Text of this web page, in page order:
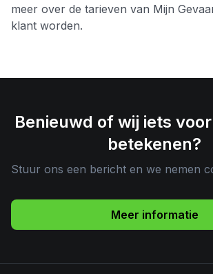
meer over de tarieven van Mijn
klant worden.
Benieuwd of wij iets
betekenen?
Stuur ons een bericht en we nemen
Meer informatie